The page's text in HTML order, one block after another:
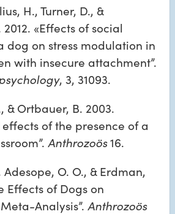
H., Turner, D., &
2012. «Effects of social
dog on stress modulation in
, 3, 31093.
& Ortbauer, B. 2003.
of the presence of a
Anthrozoös 16.
Adesope, O. O., & Erdman,
Effects of Dogs on
Analysis”. Anthrozoös